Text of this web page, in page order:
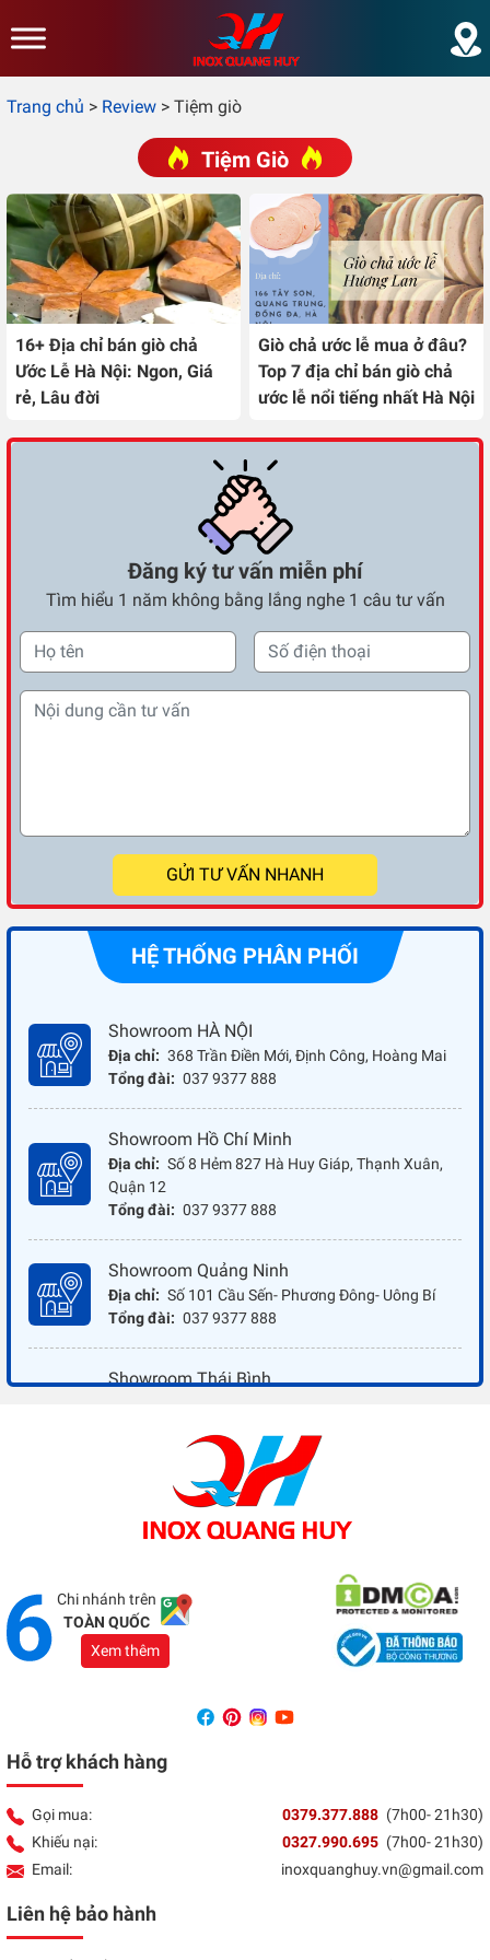
Trang chủ > Review > Tiệm giò
Tiệm Giò
16+ Địa chỉ bán giò chả
Ước Lễ Hà Nội: Ngon, Giá
rẻ, Lâu đời
Giò chả ước lễ mua ở đâu?
Top 7 địa chỉ bán giò chả
ước lễ nổi tiếng nhất Hà Nội
Đăng ký tư vấn miễn phí
Tìm hiểu 1 năm không bằng lắng nghe 1 câu tư vấn
GỬI TƯ VẤN NHANH
HỆ THỐNG PHÂN PHỐI
Showroom HÀ NỘI
Địa chỉ: 368 Trần Điền Mới, Định Công, Hoàng Mai
Tổng đài: 037 9377 888
Showroom Hồ Chí Minh
Địa chỉ: Số 8 Hẻm 827 Hà Huy Giáp, Thạnh Xuân,
Quận 12
Tổng đài: 037 9377 888
Showroom Quảng Ninh
Địa chỉ: Số 101 Cầu Sến- Phương Đông- Uông Bí
Tổng đài: 037 9377 888
Showroom Thái Bình
037 9377 888
Showroom Đồng Nai
Địa chỉ: 1066 - QL 51 Tổ 3- Ấp Đồng- Phước Tân-
Chi nhánh trên
TOÀN QUỐC
Xem thêm
Hỗ trợ khách hàng
Gọi mua: 0379.377.888 (7h00- 21h30)
Khiếu nại:
0327.990.695 (7h00- 21h30)
Email:
inoxquanghuy.vn@gmail.com
Liên hệ bảo hành